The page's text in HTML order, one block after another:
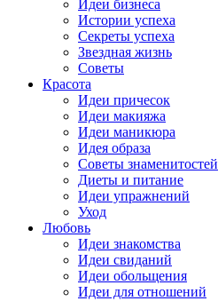
Идеи бизнеса
Истории успеха
Секреты успеха
Звездная жизнь
Советы
Красота
Идеи причесок
Идеи макияжа
Идеи маникюра
Идея образа
Советы знаменитостей
Диеты и питание
Идеи упражнений
Уход
Любовь
Идеи знакомства
Идеи свиданий
Идеи обольщения
Идеи для отношений